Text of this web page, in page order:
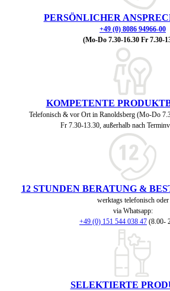
PERSÖNLICHER
+49 (0) 8086 94966-00
(Mo-Do 7.30-16.30 Fr 7.30-
KOMPETENTE
Telefonisch & vor Ort in Ranoldsberg (Mo-Do
Fr 7.30-13.30, außerhalb nach
12 STUNDEN BERATUNG &
werktags telefonisch oder
via Whatsapp:
+49 (0) 151 544 038 47 (8.00-
SELEKTIERTE